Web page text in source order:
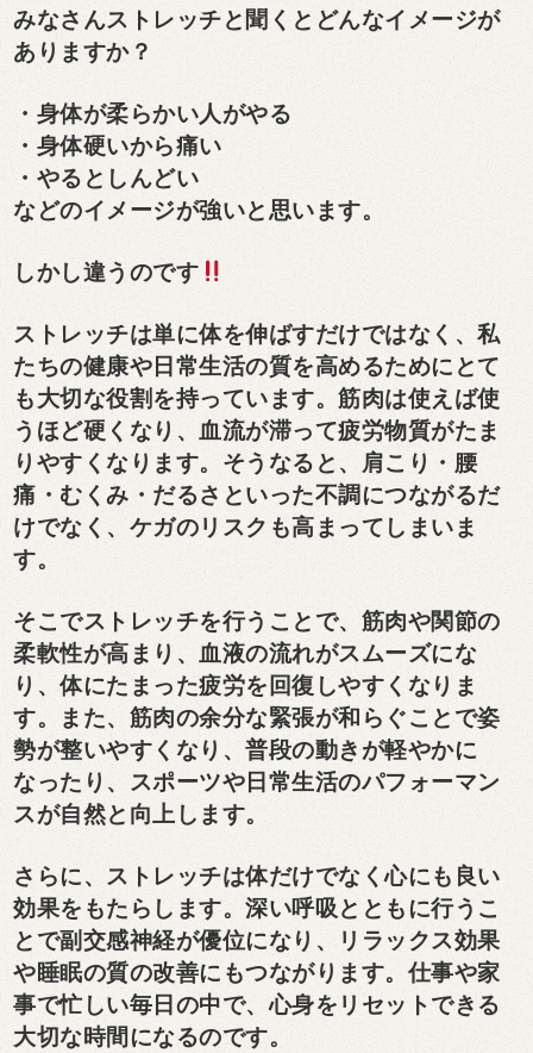
みなさんストレッチと聞くとどんなイメージが
ありますか？
・身体が柔らかい人がやる
・身体硬いから痛い
・やるとしんどい
などのイメージが強いと思います。
しかし違うのです
ストレッチは単に体を伸ばすだけではなく、私
たちの健康や日常生活の質を高めるためにとて
も大切な役割を持っています。筋肉は使えば使
うほど硬くなり、血流が滞って疲労物質がたま
りやすくなります。そうなると、肩こり・腰
痛・むくみ・だるさといった不調につながるだ
けでなく、ケガのリスクも高まってしまいま
す。
そこでストレッチを行うことで、筋肉や関節の
柔軟性が高まり、血液の流れがスムーズにな
り、体にたまった疲労を回復しやすくなりま
す。また、筋肉の余分な緊張が和らぐことで姿
勢が整いやすくなり、普段の動きが軽やかに
なったり、スポーツや日常生活のパフォーマン
スが自然と向上します。
さらに、ストレッチは体だけでなく心にも良い
効果をもたらします。深い呼吸とともに行うこ
とで副交感神経が優位になり、リラックス効果
や睡眠の質の改善にもつながります。仕事や家
事で忙しい毎日の中で、心身をリセットできる
大切な時間になるのです。